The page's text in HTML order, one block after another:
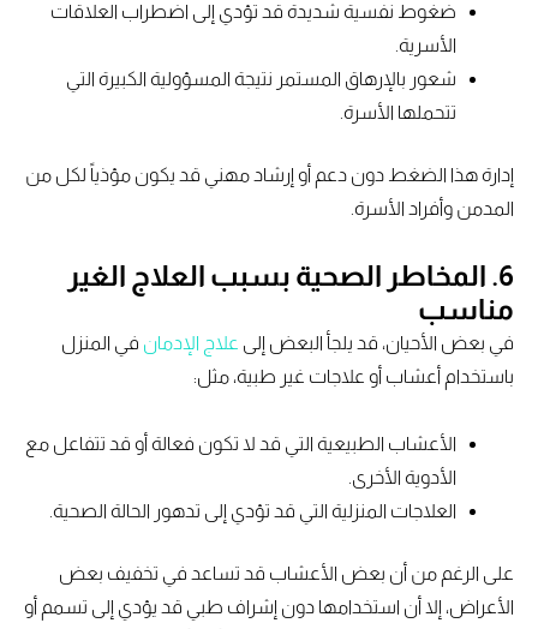
ضغوط نفسية شديدة قد تؤدي إلى اضطراب العلاقات
الأسرية.
شعور بالإرهاق المستمر نتيجة المسؤولية الكبيرة التي
تتحملها الأسرة.
إدارة هذا الضغط دون دعم أو إرشاد مهني قد يكون مؤذياً لكل من
المدمن وأفراد الأسرة.
6. المخاطر الصحية بسبب العلاج الغير
مناسب
في بعض الأحيان، قد يلجأ البعض إلى علاج الإدمانفي المنزل
باستخدام أعشاب أو علاجات غير طبية، مثل:
الأعشاب الطبيعية التي قد لا تكون فعالة أو قد تتفاعل مع
الأدوية الأخرى.
العلاجات المنزلية التي قد تؤدي إلى تدهور الحالة الصحية.
على الرغم من أن بعض الأعشاب قد تساعد في تخفيف بعض
الأعراض، إلا أن استخدامها دون إشراف طبي قد يؤدي إلى تسمم أو